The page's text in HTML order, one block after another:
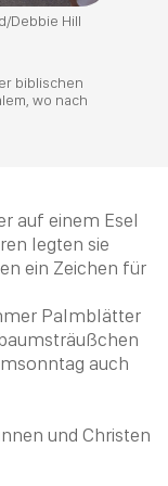
Debbie Hill
biblischen
wo nach
auf einem Esel
legten sie
ein Zeichen für
Palmblätter
auch
und Christen